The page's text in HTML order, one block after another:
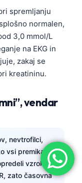
spremljanju
normalen,
3,0 mmol/L
na EKG in
zakaj se
kreatininu.
vendar
nevtrofilci,
vsi premikajo z
vzroka.
zato časovna